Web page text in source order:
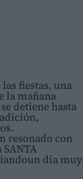
fiestas, una
la mañana
detiene hasta
resonado con
día muy